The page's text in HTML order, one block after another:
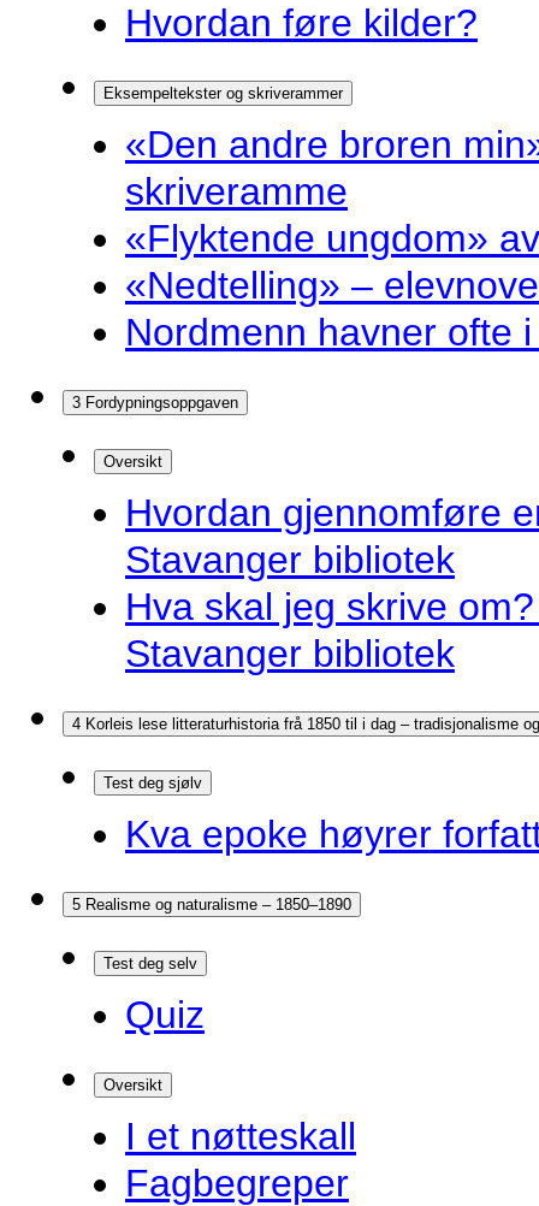
Hvordan føre kilder?
Eksempeltekster og skriverammer
«Den andre broren
skriveramme
«Flyktende ungdom»
«Nedtelling» –
Nordmenn havner ofte
3 Fordypningsoppgaven
Oversikt
Hvordan gjennomføre
Stavanger bibliotek
Hva skal jeg skrive
Stavanger bibliotek
4 Korleis lese litteraturhistoria frå 1850 til i dag – tradisjonalisme
Test deg sjølv
Kva epoke høyrer
5 Realisme og naturalisme – 1850–1890
Test deg selv
Quiz
Oversikt
I et nøtteskall
Fagbegreper